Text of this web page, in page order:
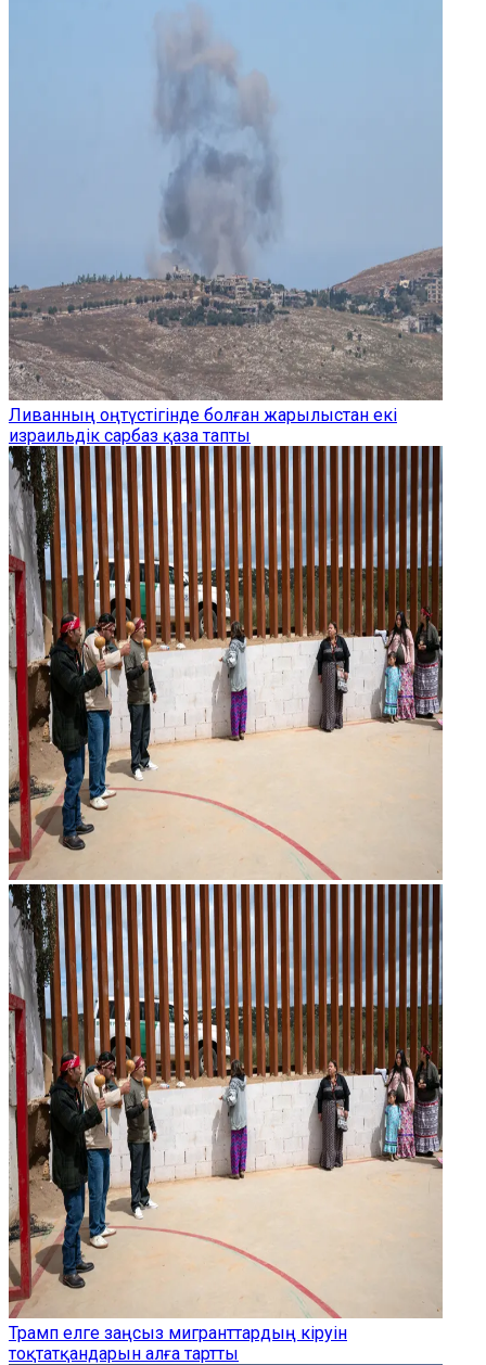
Ливанның оңтүстігінде болған жарылыстан екі
израильдік сарбаз қаза тапты
Трамп елге заңсыз мигранттардың кіруін
тоқтатқандарын алға тартты